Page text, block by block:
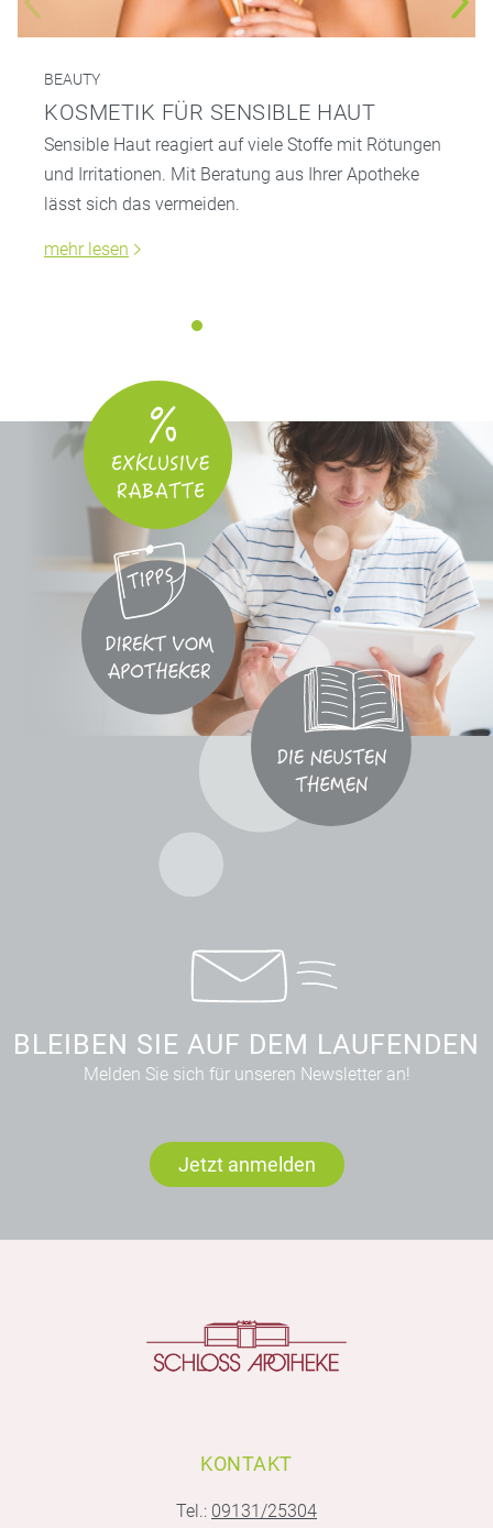
BEAUTY
KOSMETIK FÜR SENSIBLE HAUT
Sensible Haut reagiert auf viele Stoffe mit Rötungen
und Irritationen. Mit Beratung aus Ihrer Apotheke
lässt sich das vermeiden.
mehr lesen
BLEIBEN SIE AUF DEM LAUFENDEN
Melden Sie sich für unseren Newsletter an!
Jetzt anmelden
KONTAKT
Tel.: 09131/25304